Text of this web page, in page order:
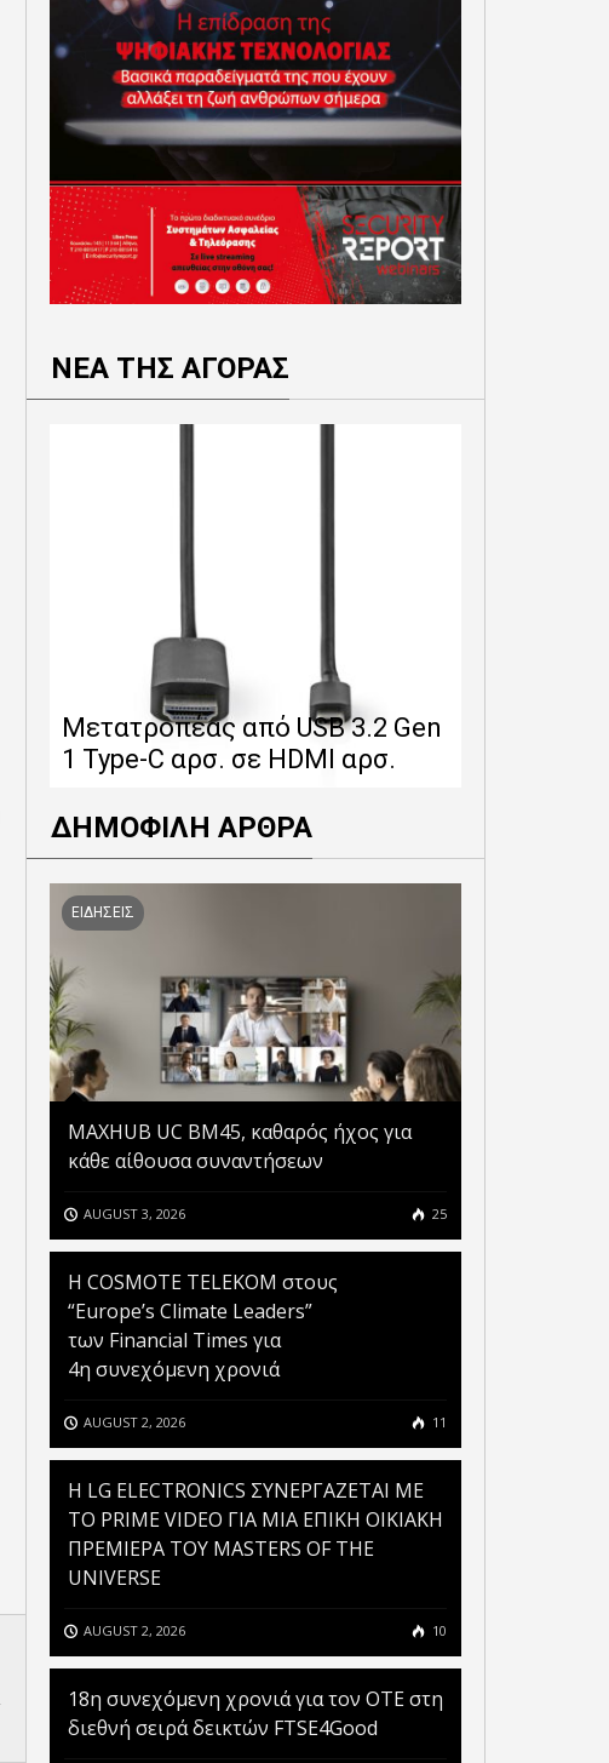
ΝΕΑ ΤΗΣ ΑΓΟΡΑΣ
Μετατροπέας από USB 3.2 Gen
1 Type-C αρσ. σε HDMI αρσ.
ΔΗΜΟΦΙΛΗ ΑΡΘΡΑ
ΕΙΔΗΣΕΙΣ
MAXHUB UC BM45, καθαρός ήχος για
κάθε αίθουσα συναντήσεων
AUGUST 3, 2026 25
Η COSMOTE TELEKOM στους
“Europe’s Climate Leaders”
των Financial Times για
4η συνεχόμενη χρονιά
AUGUST 2, 2026 11
H LG ELECTRONICS ΣΥΝΕΡΓΑΖΕΤΑΙ ΜΕ
ΤΟ PRIME VIDEO ΓΙΑ ΜΙΑ ΕΠΙΚΗ ΟΙΚΙΑΚΗ
ΠΡΕΜΙΕΡΑ ΤΟΥ MASTERS OF THE
UNIVERSE
AUGUST 2, 2026 10
18η συνεχόμενη χρονιά για τον ΟΤΕ στη
διεθνή σειρά δεικτών FTSE4Good